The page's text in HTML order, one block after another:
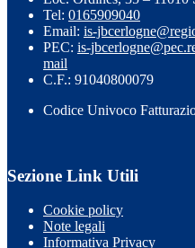
Tel: 0165909040
Email: is-
PEC: is-
mail
C.F.: 91040800079
Codice Univoco
Sezione Link Utili
Cookie policy
Note legali
Informativa Privacy